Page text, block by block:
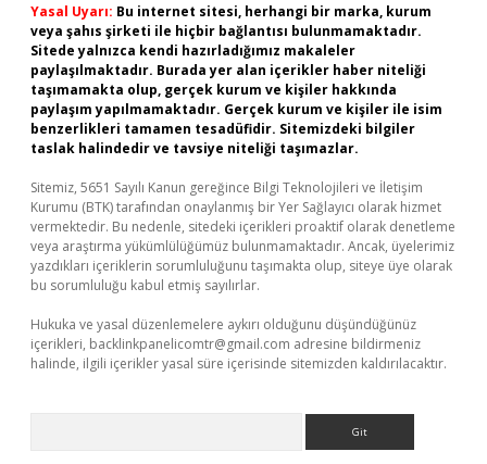
Yasal Uyarı: Bu internet sitesi, herhangi bir marka, kurum
veya şahıs şirketi ile hiçbir bağlantısı bulunmamaktadır.
Sitede yalnızca kendi hazırladığımız makaleler
paylaşılmaktadır. Burada yer alan içerikler haber niteliği
taşımamakta olup, gerçek kurum ve kişiler hakkında
paylaşım yapılmamaktadır. Gerçek kurum ve kişiler ile isim
benzerlikleri tamamen tesadüfidir. Sitemizdeki bilgiler
taslak halindedir ve tavsiye niteliği taşımazlar.
Sitemiz, 5651 Sayılı Kanun gereğince Bilgi Teknolojileri ve İletişim
Kurumu (BTK) tarafından onaylanmış bir Yer Sağlayıcı olarak hizmet
vermektedir. Bu nedenle, sitedeki içerikleri proaktif olarak denetleme
veya araştırma yükümlülüğümüz bulunmamaktadır. Ancak, üyelerimiz
yazdıkları içeriklerin sorumluluğunu taşımakta olup, siteye üye olarak
bu sorumluluğu kabul etmiş sayılırlar.
Hukuka ve yasal düzenlemelere aykırı olduğunu düşündüğünüz
içerikleri, backlinkpanelicomtr@gmail.com adresine bildirmeniz
halinde, ilgili içerikler yasal süre içerisinde sitemizden kaldırılacaktır.